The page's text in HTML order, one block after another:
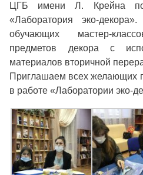
ЦГБ имени Л. Крейна
«Лаборатория эко-
обучающих мастер-
предметов декора с
материалов вторичной
Приглашаем всех желающих
в работе «Лаборатории эко-